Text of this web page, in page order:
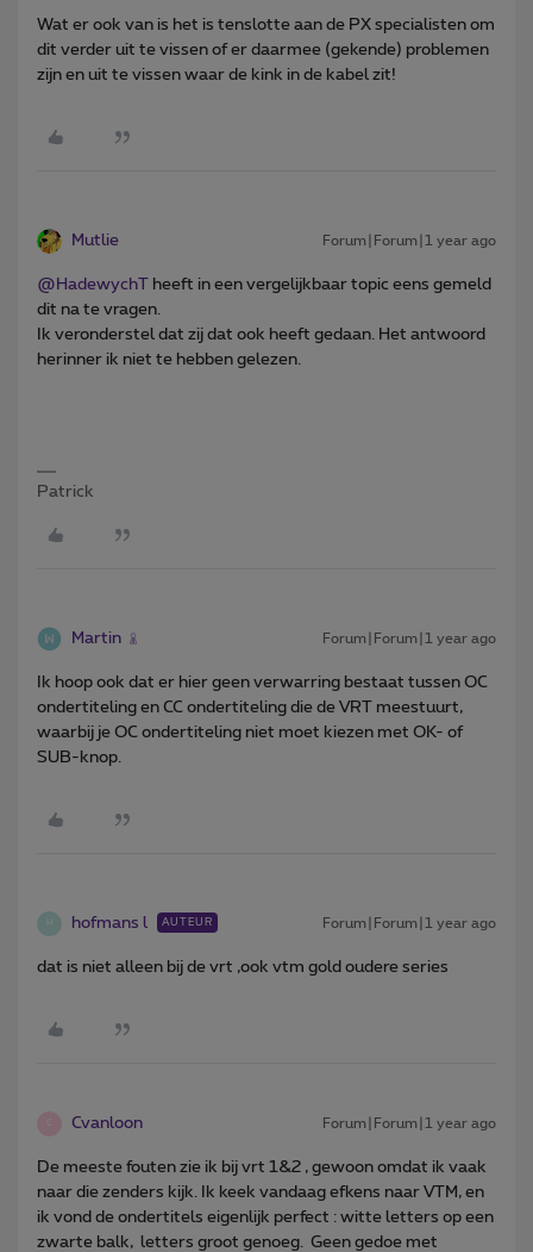
Wat er ook van is het is tenslotte aan de PX specialisten om
dit verder uit te vissen of er daarmee (gekende) problemen
zijn en uit te vissen waar de kink in de kabel zit!
Mutlie Forum|Forum|1 year ago
@HadewychT heeft in een vergelijkbaar topic eens gemeld
dit na te vragen.
Ik veronderstel dat zij dat ook heeft gedaan. Het antwoord
herinner ik niet te hebben gelezen.
Patrick
Martin Forum|Forum|1 year ago
Ik hoop ook dat er hier geen verwarring bestaat tussen OC
ondertiteling en CC ondertiteling die de VRT meestuurt,
waarbij je OC ondertiteling niet moet kiezen met OK- of
SUB-knop.
H hofmans l AUTEUR Forum|Forum|1 year ago
dat is niet alleen bij de vrt ,ook vtm gold oudere series
Cvanloon Forum|Forum|1 year ago
De meeste fouten zie ik bij vrt 1&2 , gewoon omdat ik vaak
naar die zenders kijk. Ik keek vandaag efkens naar VTM, en
ik vond de ondertitels eigenlijk perfect : witte letters op een
zwarte balk, letters groot genoeg. Geen gedoe met